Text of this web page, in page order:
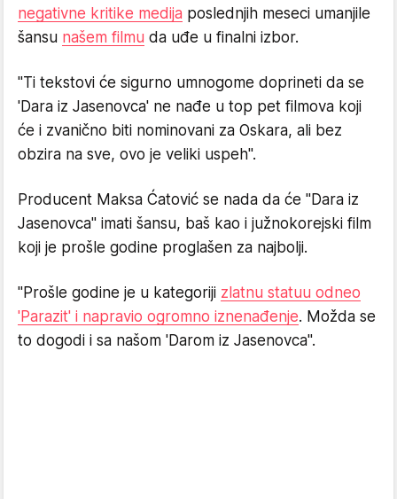
negativne kritike medija poslednjih meseci umanjile
šansu našem filmu da uđe u finalni izbor.
"Ti tekstovi će sigurno umnogome doprineti da se
'Dara iz Jasenovca' ne nađe u top pet filmova koji
će i zvanično biti nominovani za Oskara, ali bez
obzira na sve, ovo je veliki uspeh".
Producent Maksa Ćatović se nada da će "Dara iz
Jasenovca" imati šansu, baš kao i južnokorejski film
koji je prošle godine proglašen za najbolji.
"Prošle godine je u kategoriji zlatnu statuu odneo
'Parazit' i napravio ogromno iznenađenje. Možda se
to dogodi i sa našom 'Darom iz Jasenovca".